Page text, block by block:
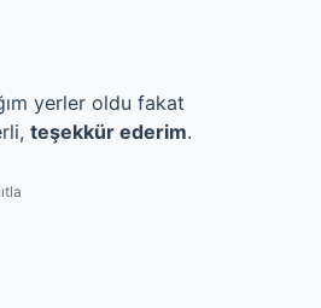
yerler oldu fakat
teşekkür ederim.